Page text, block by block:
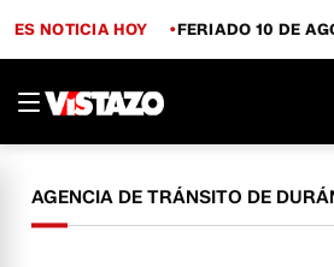
ES NOTICIA HOY FERIADO 10 DE
AGENCIA DE TRÁNSITO DE